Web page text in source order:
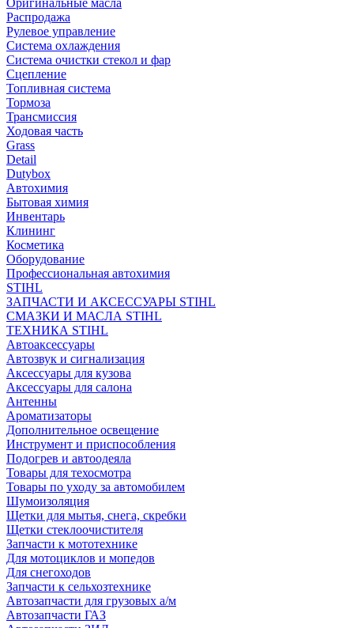
Оригинальные масла
Распродажа
Рулевое управление
Система охлаждения
Система очистки стекол и фар
Сцепление
Топливная система
Тормоза
Трансмиссия
Ходовая часть
Grass
Detail
Dutybox
Автохимия
Бытовая химия
Инвентарь
Клининг
Косметика
Оборудование
Профессиональная автохимия
STIHL
ЗАПЧАСТИ И АКСЕССУАРЫ STIHL
СМАЗКИ И МАСЛА STIHL
ТЕХНИКА STIHL
Автоаксессуары
Автозвук и сигнализация
Аксессуары для кузова
Аксессуары для салона
Антенны
Ароматизаторы
Дополнительное освещение
Инструмент и приспособления
Подогрев и автоодеяла
Товары для техосмотра
Товары по уходу за автомобилем
Шумоизоляция
Щетки для мытья, снега, скребки
Щетки стеклоочистителя
Запчасти к мототехнике
Для мотоциклов и мопедов
Для снегоходов
Запчасти к сельхозтехнике
Автозапчасти для грузовых а/м
Автозапчасти ГАЗ